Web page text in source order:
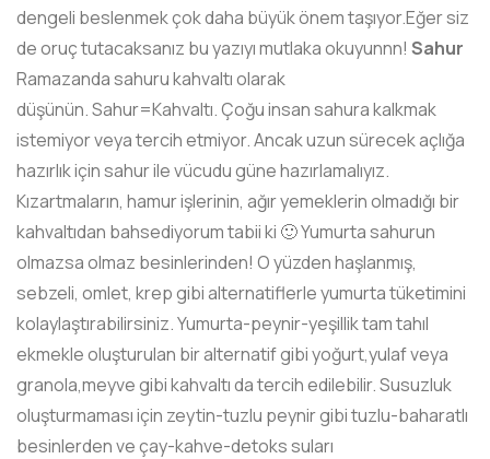
dengeli beslenmek çok daha büyük önem taşıyor.Eğer siz
de oruç tutacaksanız bu yazıyı mutlaka okuyunnn! Sahur
Ramazanda sahuru kahvaltı olarak
düşünün. Sahur=Kahvaltı. Çoğu insan sahura kalkmak
istemiyor veya tercih etmiyor. Ancak uzun sürecek açlığa
hazırlık için sahur ile vücudu güne hazırlamalıyız.
Kızartmaların, hamur işlerinin, ağır yemeklerin olmadığı bir
kahvaltıdan bahsediyorum tabii ki 🙂 Yumurta sahurun
olmazsa olmaz besinlerinden! O yüzden haşlanmış,
sebzeli, omlet, krep gibi alternatiflerle yumurta tüketimini
kolaylaştırabilirsiniz. Yumurta-peynir-yeşillik tam tahıl
ekmekle oluşturulan bir alternatif gibi yoğurt,yulaf veya
granola,meyve gibi kahvaltı da tercih edilebilir. Susuzluk
oluşturmaması için zeytin-tuzlu peynir gibi tuzlu-baharatlı
besinlerden ve çay-kahve-detoks suları